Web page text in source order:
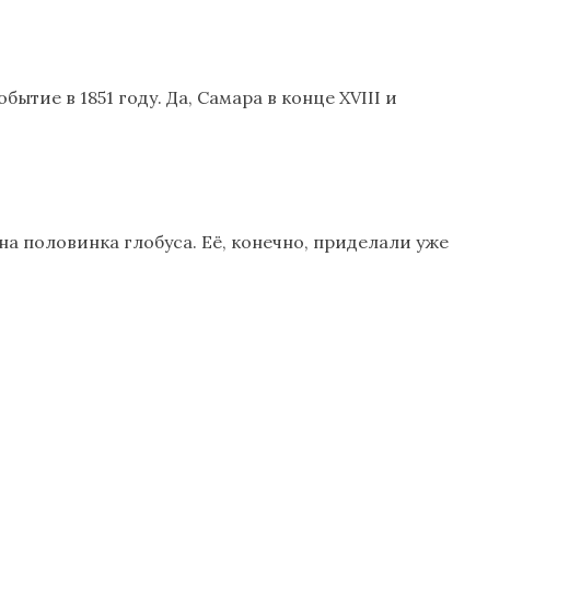
в 1851 году. Да, Самара в конце XVIII и
половинка глобуса. Её, конечно, приделали уже